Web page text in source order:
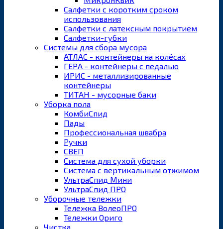
Салфетки с коротким сроком
использования
Салфетки с латексным покрытием
Салфетки-губки
Системы для сбора мусора
АТЛАС - контейнеры на колёсах
ГЕРА - контейнеры с педалью
ИРИС - металлизированные
контейнеры
ТИТАН - мусорные баки
Уборка пола
КомбиСпид
Пады
Профессиональная швабра
Ручки
СВЕП
Система для сухой уборки
Система с вертикальным отжимом
УльтраСпид Мини
УльтраСпид ПРО
Уборочные тележки
Тележка ВолеоПРО
Тележки Ориго
Чистка